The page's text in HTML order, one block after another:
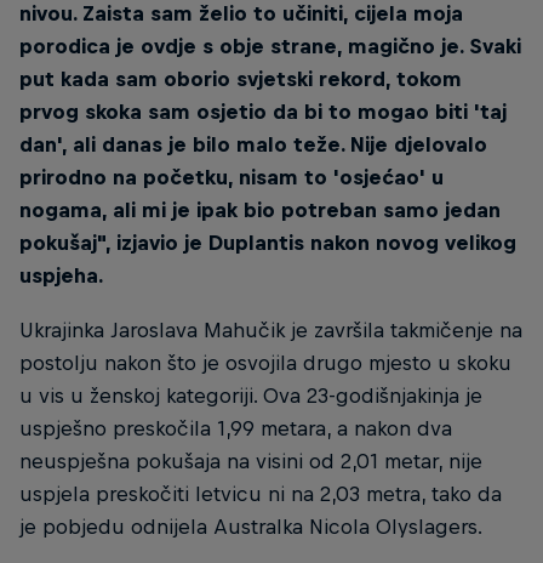
nivou. Zaista sam želio to učiniti, cijela moja
porodica je ovdje s obje strane, magično je. Svaki
put kada sam oborio svjetski rekord, tokom
prvog skoka sam osjetio da bi to mogao biti 'taj
dan', ali danas je bilo malo teže. Nije djelovalo
prirodno na početku, nisam to 'osjećao' u
nogama, ali mi je ipak bio potreban samo jedan
pokušaj", izjavio je Duplantis nakon novog velikog
uspjeha.
Ukrajinka Jaroslava Mahučik je završila takmičenje na
postolju nakon što je osvojila drugo mjesto u skoku
u vis u ženskoj kategoriji. Ova 23-godišnjakinja je
uspješno preskočila 1,99 metara, a nakon dva
neuspješna pokušaja na visini od 2,01 metar, nije
uspjela preskočiti letvicu ni na 2,03 metra, tako da
je pobjedu odnijela Australka Nicola Olyslagers.